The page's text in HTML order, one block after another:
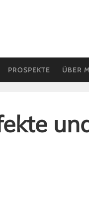
PROSPEKTE ÜBER